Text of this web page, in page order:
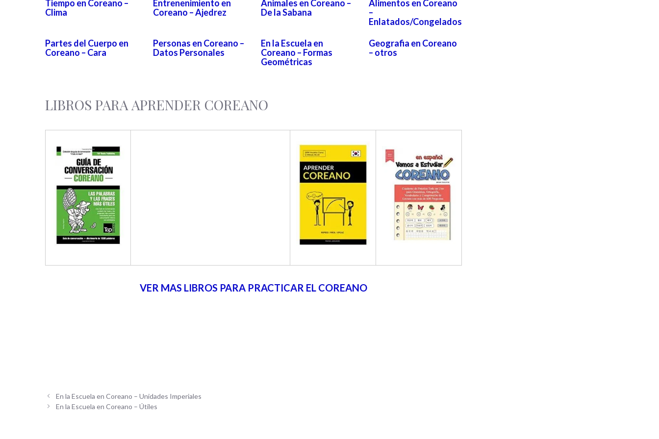
Tiempo en Coreano –
Clima
Entrenenimiento en
Coreano – Ajedrez
Animales en Coreano –
De la Sabana
Alimentos en Coreano
–
Enlatados/Congelados
Partes del Cuerpo en
Coreano – Cara
Personas en Coreano –
Datos Personales
En la Escuela en
Coreano – Formas
Geométricas
Geografia en Coreano
– otros
LIBROS PARA APRENDER COREANO
VER MAS LIBROS PARA PRACTICAR EL COREANO
En la Escuela en Coreano – Unidades Imperiales
En la Escuela en Coreano – Útiles